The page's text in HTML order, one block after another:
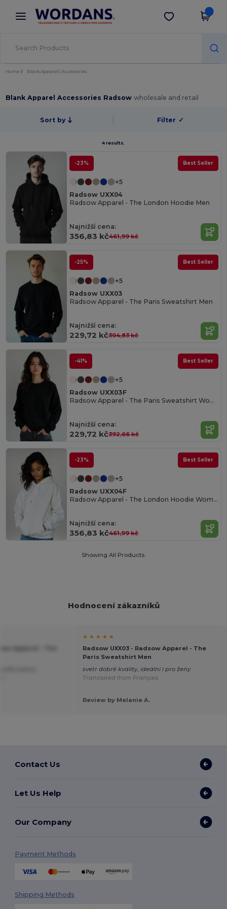
× Aplikace Wordans
Lepší ceny v aplikaci!
Stáhnout app
Home Blank Apparel | Accessories
Blank Apparel Accessories Radsowwholesale and retail
Sort by Filter ✓
4 results.
-23% Best Seller
+5
Radsow UXX04
Radsow Apparel - The London Hoodie Men
Najnižší cena:
356,83 kč461,99 kč
-25% Best Seller
+5
Radsow UXX03
Radsow Apparel - The Paris Sweatshirt Men
Najnižší cena:
229,72 kč304,83 kč
-41% Best Seller
+5
Radsow UXX03F
Radsow Apparel - The Paris Sweatshirt Women
Najnižší cena:
229,72 kč392,66 kč
-23% Best Seller
+5
Radsow UXX04F
Radsow Apparel - The London Hoodie Women
Najnižší cena:
356,83 kč461,99 kč
Showing All Products.
Hodnocení zákazníků
★ ★ ★ ★ ★
Radsow UXX03 - Radsow Apparel - The
Paris Sweatshirt Men
svetr dobré kvality, ideální i pro ženy
Translated from Français
Review by Melanie A.
Contact Us
Let Us Help
Our Company
Payment Methods
Shipping Methods